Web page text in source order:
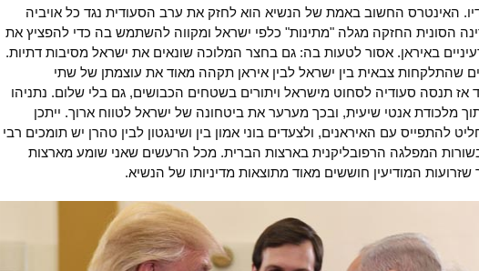
האינטרס החשוב באמת של הנשיא הוא לחזק את ערב הסעודית נגד כל אויביה
הסונית החזקה מגלה "מתינות" כלפי ישראל ומקווה להשתמש בה כדי להפציץ את
באיראן. אסור לטעות בה: גם בחצר המלוכה שונאים את ישראל מסיבות דתיות.
שהתלקחות צבאית בין ישראל לבין איראן תקהה מאוד את עוצמתן של שתי
אז תנסה סעודיה לסחוט מישראל ויתורים בשטחים הכבושים, גם בלי שלום. נתניהו
מלכודת אנטי שיעית, ובכך מערער את ביטחונה של ישראל לטווח ארוך. ייתכן
להתפייס עם האיראנים, ולצעדים בוני אמון בין ושינגטון לבין טהרן יש תומכים רבי
המפלגה הרפובליקנית בארצות הברית. מכל הרעשים שאני שומע מארצות
שזרועות המודיעין חוששים מאוד מתוצאות מדיניותו של הנשיא.